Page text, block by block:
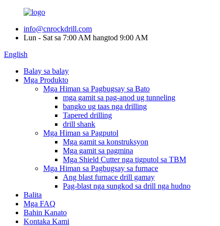
info@cnrockdrill.com
Lun - Sat sa 7:00 AM hangtod 9:00 AM
English
Balay sa balay
Mga Produkto
Mga Himan sa Pagbugsay sa Bato
mga gamit sa pag-anod ug tunneling
bangko ug taas nga drilling
Tapered drilling
drill shank
Mga Himan sa Pagputol
Mga gamit sa konstruksyon
Mga gamit sa pagmina
Mga Shield Cutter nga tigputol sa TBM
Mga Himan sa Pagbugsay sa furnace
Ang blast furnace drill gamay
Pag-blast nga sungkod sa drill nga hudno
Balita
Mga FAQ
Bahin Kanato
Kontaka Kami